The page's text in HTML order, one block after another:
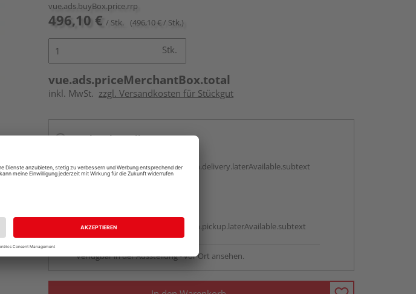
vue.ads.buyBox.price.rrp
496,10 € / Stk. (496,10 € / Stk.)
Stk.
vue.ads.priceMerchantBox.total
inkl. MwSt. zzgl. Versandkosten für Stückgut
Online bestellen
vue.ads.priceMerchantBox.option.delivery.laterAvailable.subtext
Auf Vorbestellung:
vue.ads.priceMerchantBox.option.pickup.laterAvailable.subtext
Verfügbar in der Ausstellung - vor Ort ansehen.